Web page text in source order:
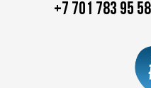
+7 701 783 95 58